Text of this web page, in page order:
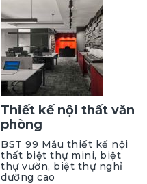
Thiết kế nội thất văn
phòng
BST 99 Mẫu thiết kế nội
thất biệt thự mini, biệt
thự vườn, biệt thự nghỉ
dưỡng cao